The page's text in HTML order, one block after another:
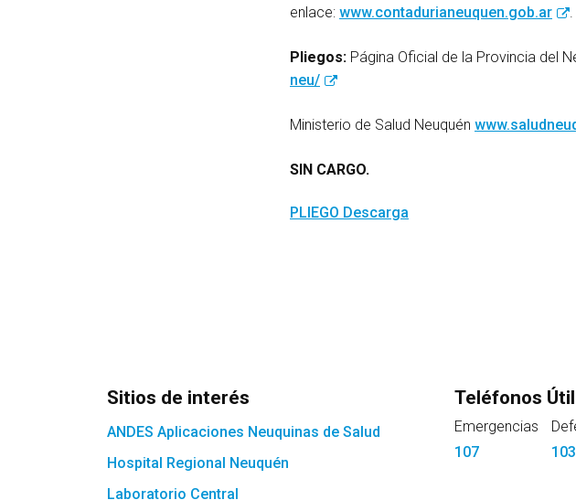
enlace: www.contadurianeuquen.gob.ar .
Pliegos: Página Oficial de la Provincia del
neu/
Ministerio de Salud Neuquén
SIN CARGO.
PLIEGO Descarga
Sitios de interés
ANDES Aplicaciones Neuquinas de Salud
Hospital Regional Neuquén
Laboratorio Central
Teléfonos
Emergencias
107
103